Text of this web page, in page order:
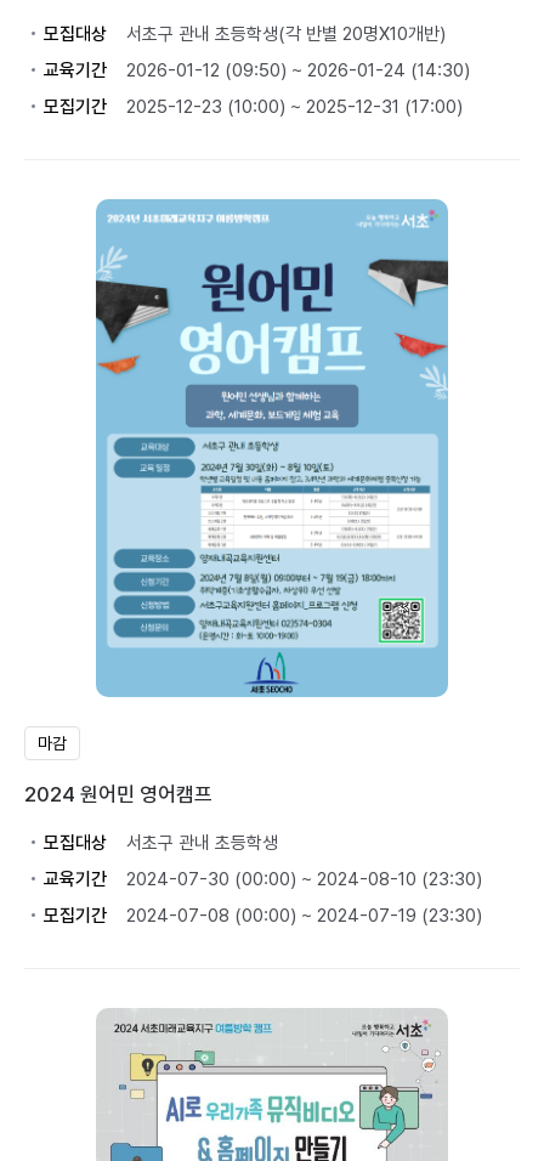
모집대상
서초구 관내 초등학생(각 반별 20명X10개반)
교육기간
2026-01-12 (09:50) ~ 2026-01-24 (14:30)
모집기간
2025-12-23 (10:00) ~ 2025-12-31 (17:00)
마감
2024 원어민 영어캠프
모집대상
서초구 관내 초등학생
교육기간
2024-07-30 (00:00) ~ 2024-08-10 (23:30)
모집기간
2024-07-08 (00:00) ~ 2024-07-19 (23:30)